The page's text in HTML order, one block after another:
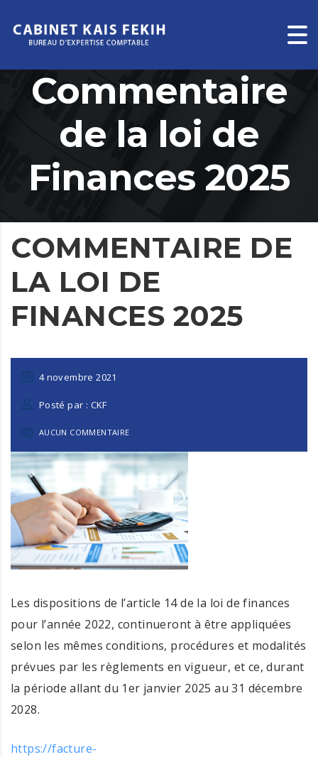
Commentaire
de la loi de
Finances 2025
COMMENTAIRE DE
LA LOI DE
FINANCES 2025
4 novembre 2021
Posté par : CKF
AUCUN COMMENTAIRE
Les dispositions de l’article 14 de la loi de finances
pour l’année 2022, continueront à être appliquées
selon les mêmes conditions, procédures et modalités
prévues par les règlements en vigueur, et ce, durant
la période allant du 1er janvier 2025 au 31 décembre
2028.
https://facture-